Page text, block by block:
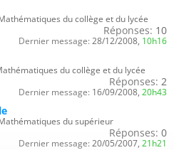
du collège et du lycée
Réponses: 10
Dernier message: 28/12/2008, 10h16
du collège et du lycée
Réponses: 2
Dernier message: 16/09/2008, 20h43
du supérieur
Réponses: 0
Dernier message: 20/05/2007, 21h21